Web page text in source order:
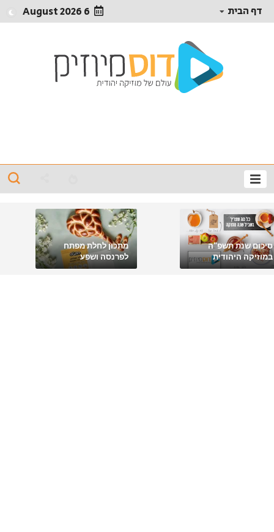
דף הבית 6 August 2026
סיכום שנת תשפ"ה
במוזיקה היהודית
מתכון לחלת מפתח
לפרנסה ושפע